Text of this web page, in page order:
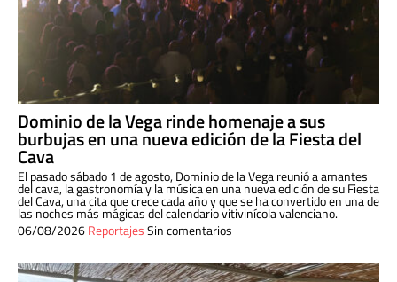
Dominio de la Vega rinde homenaje a sus
burbujas en una nueva edición de la Fiesta del
Cava
El pasado sábado 1 de agosto, Dominio de la Vega reunió a amantes
del cava, la gastronomía y la música en una nueva edición de su Fiesta
del Cava, una cita que crece cada año y que se ha convertido en una de
las noches más mágicas del calendario vitivinícola valenciano.
06/08/2026ReportajesSin comentarios